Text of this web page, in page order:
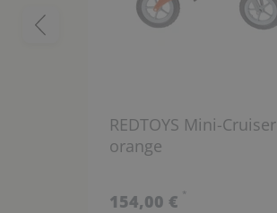
REDTOYS Mini-Cruiser
orange
154,00 € *